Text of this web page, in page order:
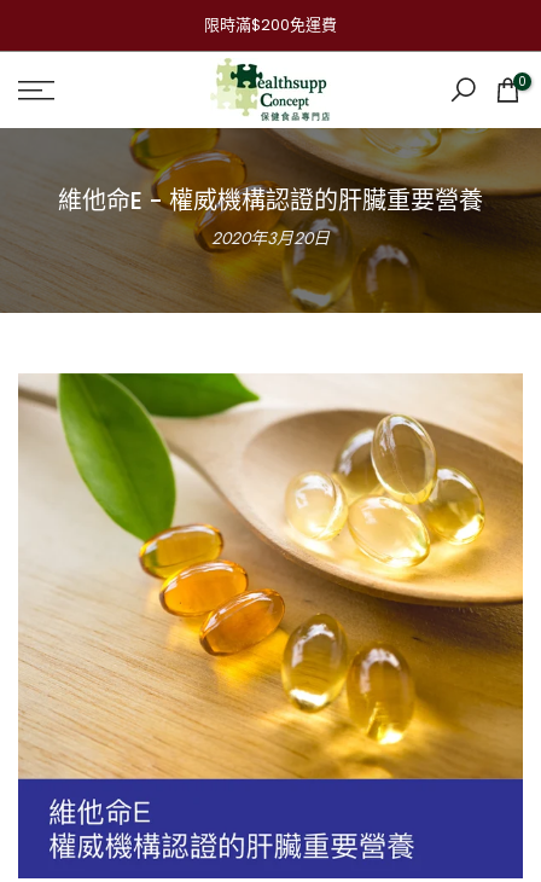
到
內
容
限時滿$200免運費
0
維他命E - 權威機構認證的肝臟重要營養
2020年3月20日